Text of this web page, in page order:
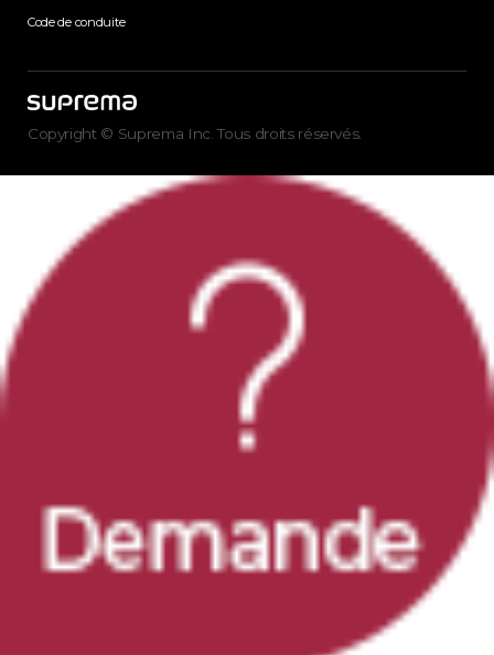
Code de conduite
Copyright © Suprema Inc. Tous droits réservés.